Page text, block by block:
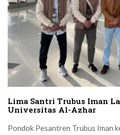
Lima Santri Trubus Iman
Universitas Al-Azhar
Pondok Pesantren Trubus Iman